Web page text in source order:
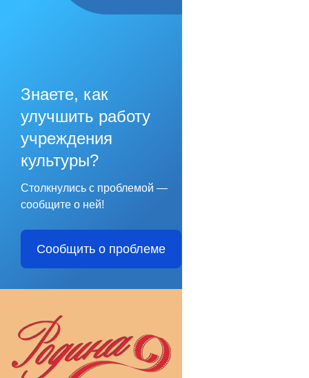
Знаете, как
улучшить работу
учреждения
культуры?
Столкнулись с проблемой —
сообщите о ней!
Сообщить о проблеме